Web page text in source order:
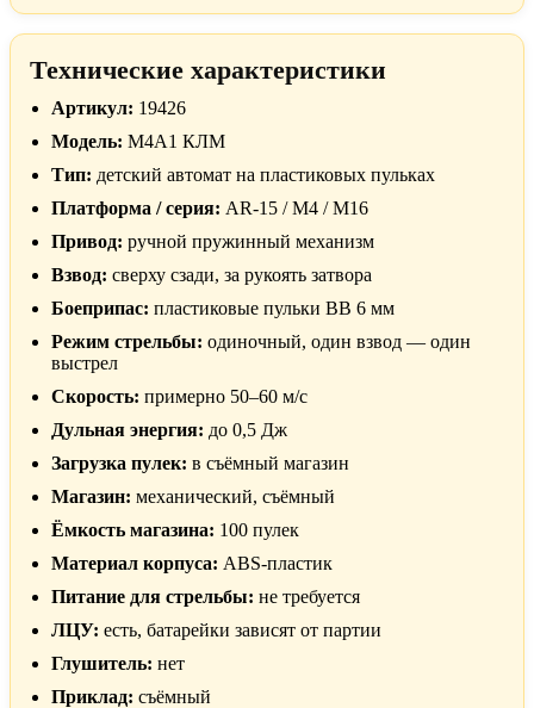
Технические характеристики
Артикул: 19426
Модель: M4A1 КЛМ
Тип: детский автомат на пластиковых пульках
Платформа / серия: AR-15 / M4 / M16
Привод: ручной пружинный механизм
Взвод: сверху сзади, за рукоять затвора
Боеприпас: пластиковые пульки BB 6 мм
Режим стрельбы: одиночный, один взвод — один
выстрел
Скорость: примерно 50–60 м/с
Дульная энергия: до 0,5 Дж
Загрузка пулек: в съёмный магазин
Магазин: механический, съёмный
Ёмкость магазина: 100 пулек
Материал корпуса: ABS-пластик
Питание для стрельбы: не требуется
ЛЦУ: есть, батарейки зависят от партии
Глушитель: нет
Приклад: съёмный